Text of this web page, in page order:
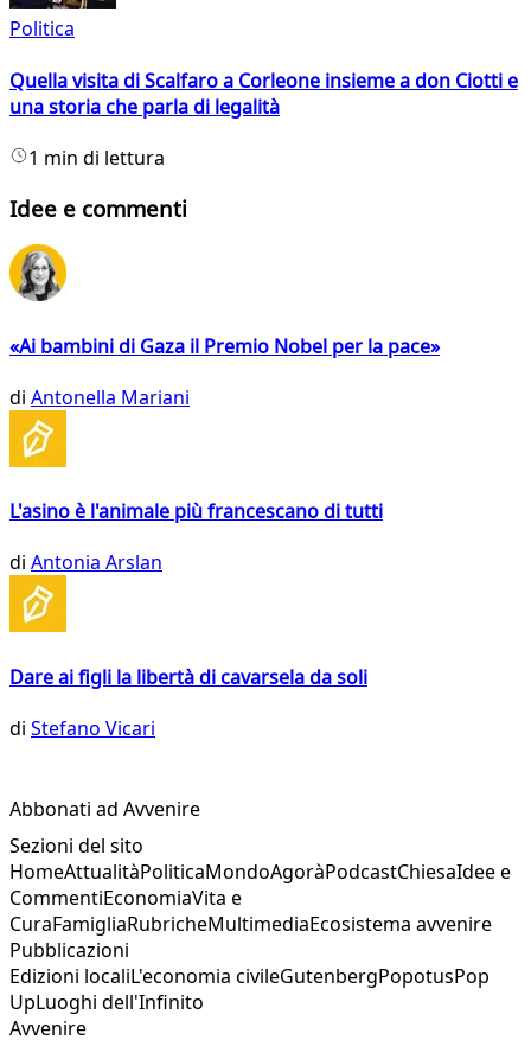
Politica
Quella visita di Scalfaro a Corleone insieme a don Ciotti e
una storia che parla di legalità
1 min di lettura
Idee e commenti
«Ai bambini di Gaza il Premio Nobel per la pace»
di Antonella Mariani
L'asino è l'animale più francescano di tutti
di Antonia Arslan
Dare ai figli la libertà di cavarsela da soli
di Stefano Vicari
Abbonati ad Avvenire
Sezioni del sito
HomeAttualitàPoliticaMondoAgoràPodcastChiesaIdee e
CommentiEconomiaVita e
CuraFamigliaRubricheMultimediaEcosistema avvenire
Pubblicazioni
Edizioni localiL'economia civileGutenbergPopotusPop
UpLuoghi dell'Infinito
Avvenire